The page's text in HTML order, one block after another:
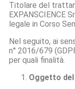
Titolare del
EXPANSCIENCE
legale in Corso
Nel seguito, ai
n° 2016/679
per quali finalità.
Oggetto